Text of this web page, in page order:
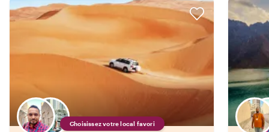
Choisissez votre local favori